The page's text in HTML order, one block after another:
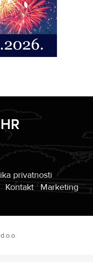
privatnosti
Kontakt Marketing